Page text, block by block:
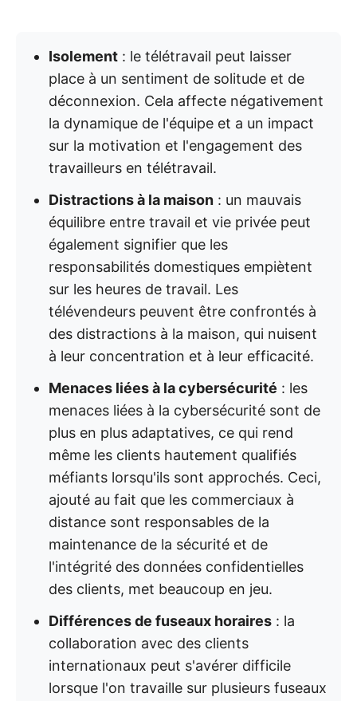
Isolement : le télétravail peut laisser
place à un sentiment de solitude et de
déconnexion. Cela affecte négativement
la dynamique de l'équipe et a un impact
sur la motivation et l'engagement des
travailleurs en télétravail.
Distractions à la maison : un mauvais
équilibre entre travail et vie privée peut
également signifier que les
responsabilités domestiques empiètent
sur les heures de travail. Les
télévendeurs peuvent être confrontés à
des distractions à la maison, qui nuisent
à leur concentration et à leur efficacité.
Menaces liées à la cybersécurité : les
menaces liées à la cybersécurité sont de
plus en plus adaptatives, ce qui rend
même les clients hautement qualifiés
méfiants lorsqu'ils sont approchés. Ceci,
ajouté au fait que les commerciaux à
distance sont responsables de la
maintenance de la sécurité et de
l'intégrité des données confidentielles
des clients, met beaucoup en jeu.
Différences de fuseaux horaires : la
collaboration avec des clients
internationaux peut s'avérer difficile
lorsque l'on travaille sur plusieurs fuseaux